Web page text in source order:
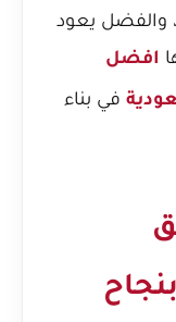
والفضل يعود
افضل
في بناء